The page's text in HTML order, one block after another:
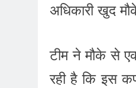
अधिकारी खुद
टीम ने मौके से
रही है कि इस